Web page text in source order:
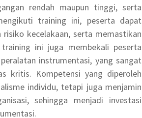
rendah maupun tinggi, serta
training ini, peserta dapat
kecelakaan, serta memastikan
ini juga membekali peserta
instrumentasi, yang sangat
kritis. Kompetensi yang diperoleh
individu, tetapi juga menjamin
sehingga menjadi investasi